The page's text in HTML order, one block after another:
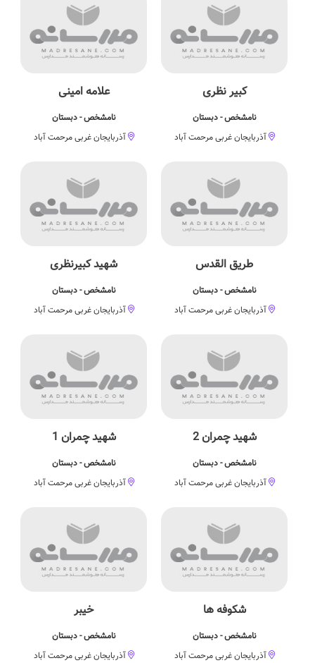
کبیر نظری
نامشخص - دبستان
آذربایجان غربی مرحمت آباد
علامه امینی
نامشخص - دبستان
آذربایجان غربی مرحمت آباد
طریق القدس
نامشخص - دبستان
آذربایجان غربی مرحمت آباد
شهید کبیرنظری
نامشخص - دبستان
آذربایجان غربی مرحمت آباد
شهید چمران 2
نامشخص - دبستان
آذربایجان غربی مرحمت آباد
شهید چمران 1
نامشخص - دبستان
آذربایجان غربی مرحمت آباد
شكوفه ها
نامشخص - دبستان
آذربایجان غربی مرحمت آباد
خیبر
نامشخص - دبستان
آذربایجان غربی مرحمت آباد